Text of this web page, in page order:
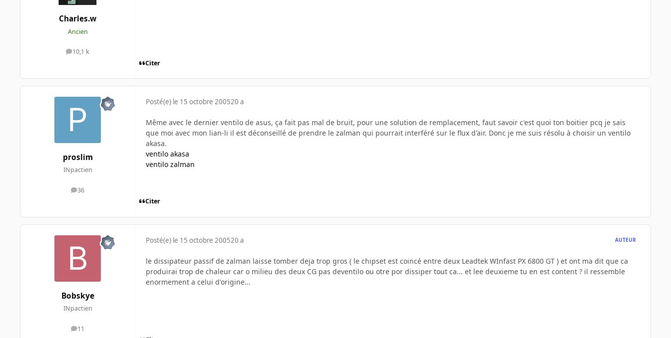
Charles.w
Ancien
10,1 k
messages
Citer
proslim
INpactien
36
messages
Posté(e) le 15 octobre 200520 a
Même avec le dernier ventilo de asus, ça fait pas mal de bruit, pour une solution de remplacement, faut savoir c'est quoi ton boitier pcq je sais
que moi avec mon lian-li il est déconseillé de prendre le zalman qui pourrait interféré sur le flux d'air. Donc je me suis résolu à choisir un ventilo
akasa.
ventilo akasa
ventilo zalman
Citer
Bobskye
INpactien
11
messages
Posté(e) le 15 octobre 200520 a AUTEUR
le dissipateur passif de zalman laisse tomber deja trop gros ( le chipset est coincé entre deux Leadtek WInfast PX 6800 GT ) et ont ma dit que ca
produirai trop de chaleur car o milieu des deux CG pas deventilo ou otre por dissiper tout ca... et lee deuxieme tu en est content ? il ressemble
enormement a celui d'origine...